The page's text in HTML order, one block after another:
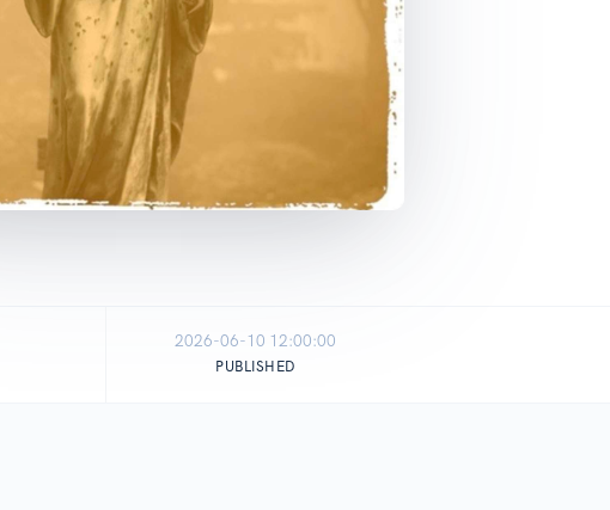
2026-06-10 12:00:00
PUBLISHED